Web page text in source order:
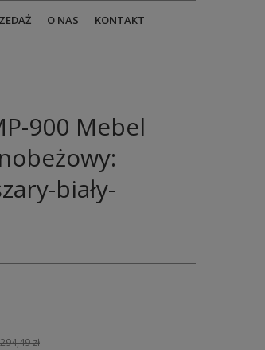
O NAS KONTAKT
900 Mebel
biały-
294,49 zł